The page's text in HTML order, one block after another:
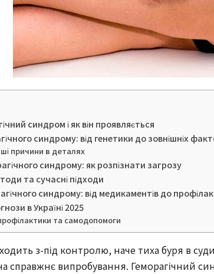
синдром і як він проявляється
синдрому: від генетики до зовнішніх
причини в деталях
синдрому: як розпізнати загрозу
та сучасні підходи
синдрому: від медикаментів до
в Україні 2025
та самодопомоги
з-під контролю, наче тиха буря в
справжнє випробування. Геморагічний